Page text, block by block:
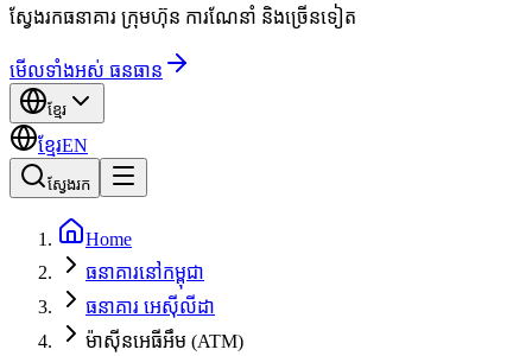
ស្វែងរកធនាគារ ក្រុមហ៊ុន ការណែនាំ និងច្រើនទៀត
មើលទាំងអស់ ធនធាន
ខ្មែរ
ខ្មែរEN
ស្វែងរក
Home
ធនាគារនៅកម្ពុជា
ធនាគារ អេស៊ីលីដា
ម៉ាស៊ីនអេធីអឹម (ATM)